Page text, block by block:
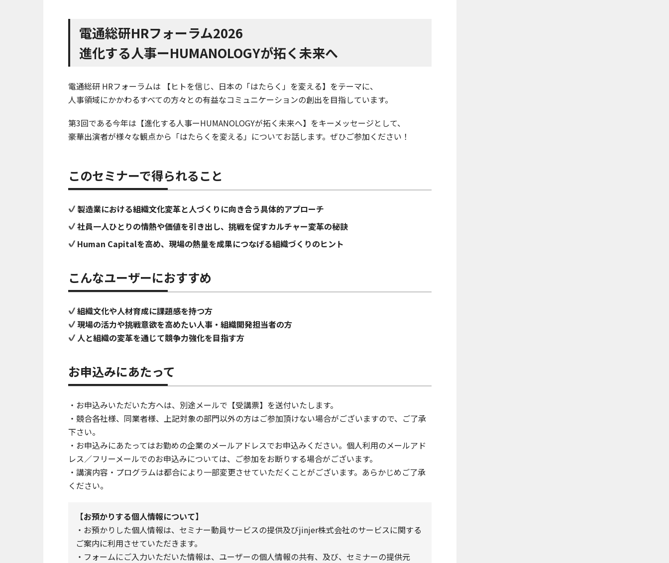
電通総研HRフォーラム2026
進化する人事ーHUMANOLOGYが拓く未来へ
電通総研 HRフォーラムは 【ヒトを信じ、日本の「はたらく」を変える】をテーマに、
人事領域にかかわるすべての方々との有益なコミュニケーションの創出を目指しています。
第3回である今年は【進化する人事ーHUMANOLOGYが拓く未来へ】をキーメッセージとして、
豪華出演者が様々な観点から「はたらくを変える」についてお話します。ぜひご参加ください！
このセミナーで得られること
製造業における組織文化変革と人づくりに向き合う具体的アプローチ
社員一人ひとりの情熱や価値を引き出し、挑戦を促すカルチャー変革の秘訣
Human Capitalを高め、現場の熱量を成果につなげる組織づくりのヒント
こんなユーザーにおすすめ
組織文化や人材育成に課題感を持つ方
現場の活力や挑戦意欲を高めたい人事・組織開発担当者の方
人と組織の変革を通じて競争力強化を目指す方
お申込みにあたって
・お申込みいただいた方へは、別途メールで【受講票】を送付いたします。
・競合各社様、同業者様、上記対象の部門以外の方はご参加頂けない場合がございますので、ご了承
下さい。
・お申込みにあたってはお勤めの企業のメールアドレスでお申込みください。個人利用のメールアド
レス／フリーメールでのお申込みについては、ご参加をお断りする場合がございます。
・講演内容・プログラムは都合により一部変更させていただくことがございます。あらかじめご了承
ください。
【お預かりする個人情報について】
・お預かりした個人情報は、セミナー動員サービスの提供及びjinjer株式会社のサービスに関する
ご案内に利用させていただきます。
・フォームにご入力いただいた情報は、ユーザーの個人情報の共有、及び、セミナーの提供元